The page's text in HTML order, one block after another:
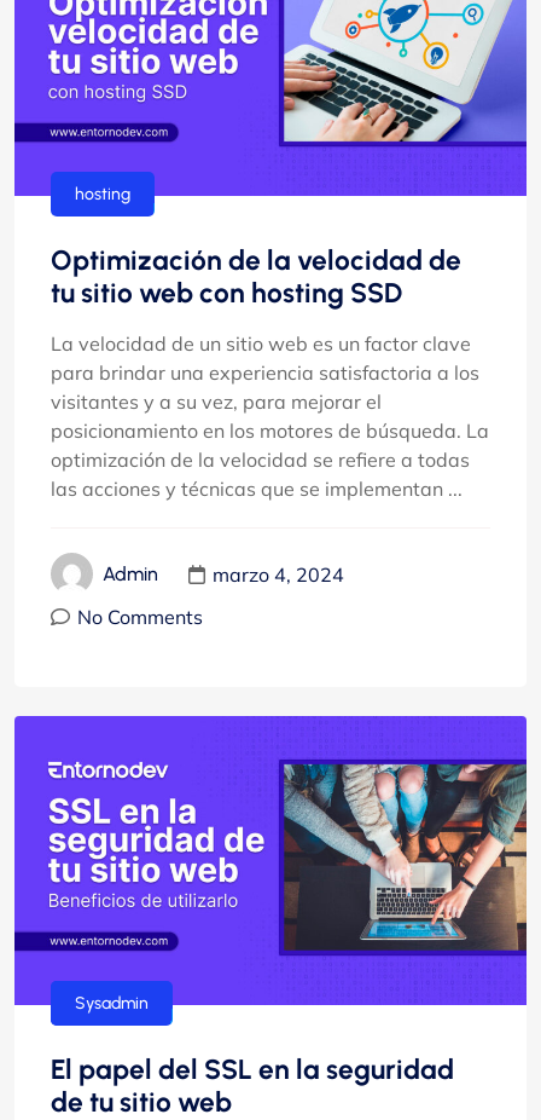
hosting
Optimización de la velocidad de
tu sitio web con hosting SSD
La velocidad de un sitio web es un factor clave
para brindar una experiencia satisfactoria a los
visitantes y a su vez, para mejorar el
posicionamiento en los motores de búsqueda. La
optimización de la velocidad se refiere a todas
las acciones y técnicas que se implementan ...
Admin
marzo 4, 2024
No Comments
hosting
Sysadmin
El papel del SSL en la seguridad
de tu sitio web